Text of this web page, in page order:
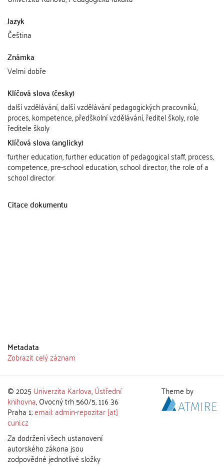
Jazyk
Čeština
Známka
Velmi dobře
Klíčová slova (česky)
další vzdělávání, další vzdělávání pedagogických pracovníků,
proces, kompetence, předškolní vzdělávání, ředitel školy, role
ředitele školy
Klíčová slova (anglicky)
further education, further education of pedagogical staff, process,
competence, pre-school education, school director, the role of a
school director
Citace dokumentu
Metadata
Zobrazit celý záznam
© 2025 Univerzita Karlova,Ústřední
knihovna, Ovocný trh 560/5, 116 36
Praha 1;email: admin-repozitar [at]
cuni.cz
Za dodržení všech ustanovení
autorského zákona jsou
zodpovědné jednotlivé složky
Theme by